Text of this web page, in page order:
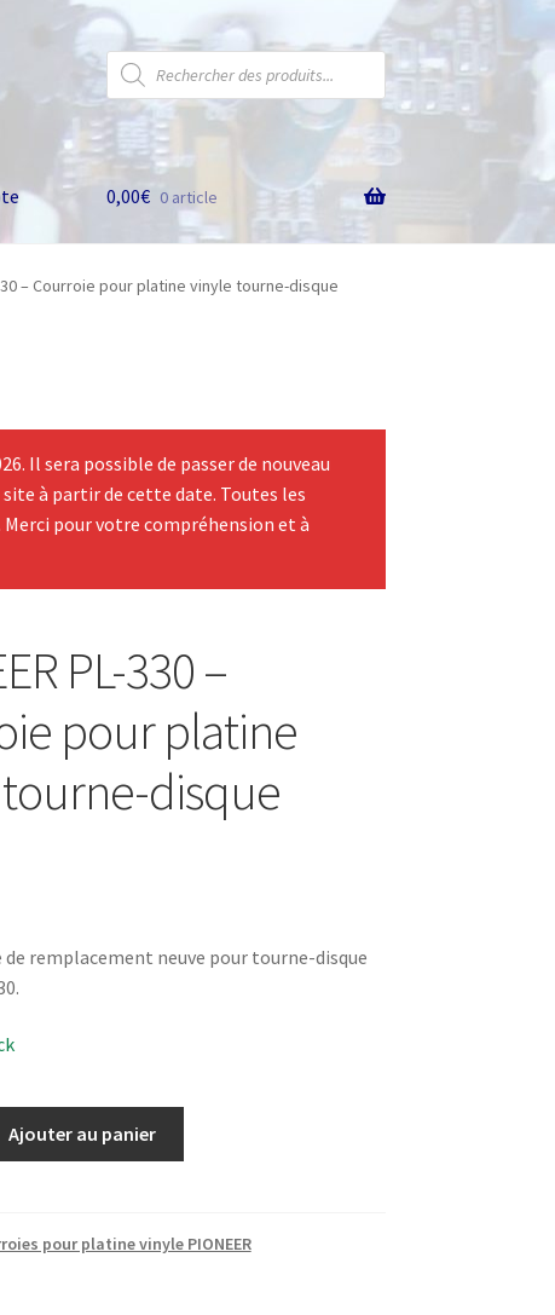
Recherche
de
produits
0,00€ 0 article
– Courroie pour platine vinyle tourne-disque
Il sera possible de passer de nouveau
à partir de cette date. Toutes les
pour votre compréhension et à
PL-330 –
pour platine
disque
remplacement neuve pour tourne-disque
Ajouter au panier
pour platine vinyle PIONEER